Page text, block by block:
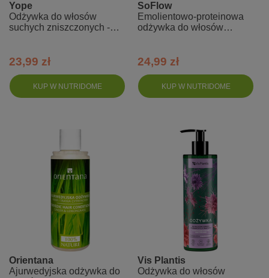
KUP W NUTRIDOME
Yope
Odżywka do włosów
suchych zniszczonych -
23,99 zł
KUP W NUTRIDOME
SoFlow
Emolientowo-proteinowa
odżywka do włosów
24,99 zł
Orientana
Ajurwedyjska odżywka do
Vis Plantis
Odżywka do włosów